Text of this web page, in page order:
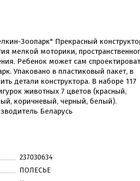
Зоопарк" Прекрасный
мелкой моторики,
Ребенок может сам
Упаковано в пластиковый пакет, в
детали конструктора. В наборе 117
животных 7 цветов (красный,
коричневый, черный, белый).
Беларусь
237030634
ПОЛЕСЬЕ